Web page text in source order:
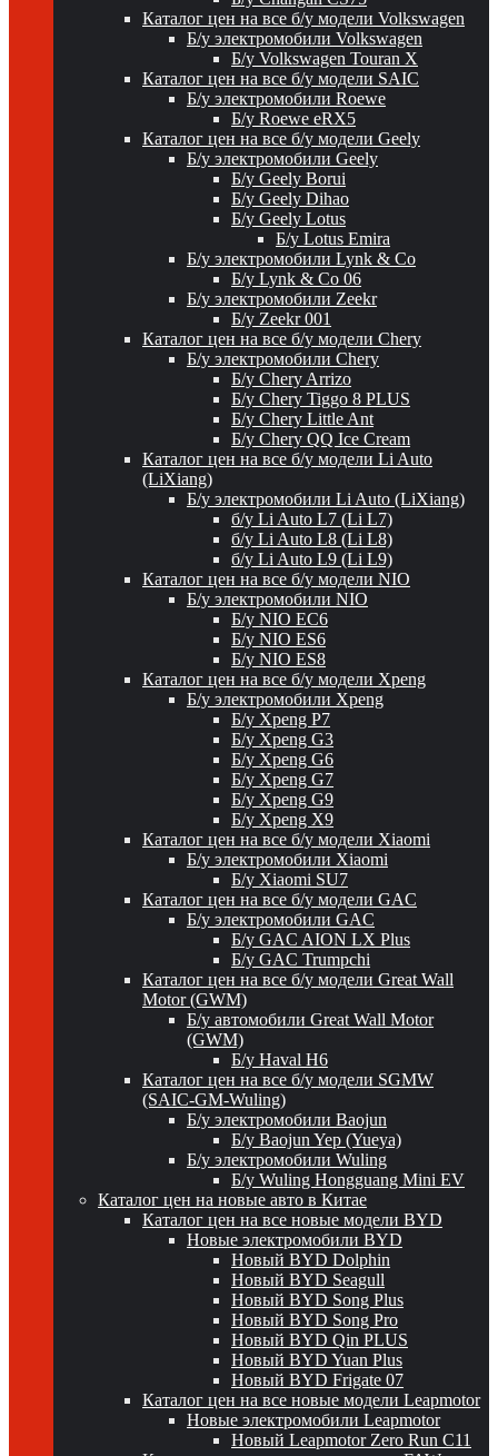
Каталог цен на все б/у модели Volkswagen
Б/у электромобили Volkswagen
Б/у Volkswagen Touran X
Каталог цен на все б/у модели SAIC
Б/у электромобили Roewe
Б/у Roewe eRX5
Каталог цен на все б/у модели Geely
Б/у электромобили Geely
Б/у Geely Borui
Б/у Geely Dihao
Б/у Geely Lotus
Б/у Lotus Emira
Б/у электромобили Lynk & Co
Б/у Lynk & Co 06
Б/у электромобили Zeekr
Б/у Zeekr 001
Каталог цен на все б/у модели Chery
Б/у электромобили Chery
Б/у Chery Arrizo
Б/у Chery Tiggo 8 PLUS
Б/у Chery Little Ant
Б/у Chery QQ Ice Cream
Каталог цен на все б/у модели Li Auto
(LiXiang)
Б/у электромобили Li Auto (LiXiang)
б/у Li Auto L7 (Li L7)
б/у Li Auto L8 (Li L8)
б/у Li Auto L9 (Li L9)
Каталог цен на все б/у модели NIO
Б/у электромобили NIO
Б/у NIO EC6
Б/у NIO ES6
Б/у NIO ES8
Каталог цен на все б/у модели Xpeng
Б/у электромобили Xpeng
Б/у Xpeng P7
Б/у Xpeng G3
Б/у Xpeng G6
Б/у Xpeng G7
Б/у Xpeng G9
Б/у Xpeng X9
Каталог цен на все б/у модели Xiaomi
Б/у электромобили Xiaomi
Б/у Xiaomi SU7
Каталог цен на все б/у модели GAC
Б/у электромобили GAC
Б/у GAC AION LX Plus
Б/у GAC Trumpchi
Каталог цен на все б/у модели Great Wall
Motor (GWM)
Б/у автомобили Great Wall Motor
(GWM)
Б/у Haval H6
Каталог цен на все б/у модели SGMW
(SAIC-GM-Wuling)
Б/у электромобили Baojun
Б/у Baojun Yep (Yueya)
Б/у электромобили Wuling
Б/у Wuling Hongguang Mini EV
Каталог цен на новые авто в Китае
Каталог цен на все новые модели BYD
Новые электромобили BYD
Новый BYD Dolphin
Новый BYD Seagull
Новый BYD Song Plus
Новый BYD Song Pro
Новый BYD Qin PLUS
Новый BYD Yuan Plus
Новый BYD Frigate 07
Каталог цен на все новые модели Leapmotor
Новые электромобили Leapmotor
Новый Leapmotor Zero Run C11